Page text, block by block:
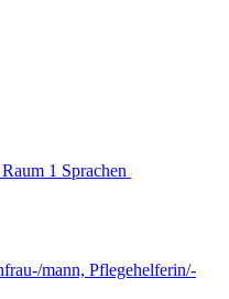
1 Sprachen
mann, Pflegehelferin/-